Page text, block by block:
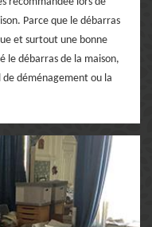
Parce que le débarras
et surtout une bonne
le débarras de la maison,
déménagement ou la